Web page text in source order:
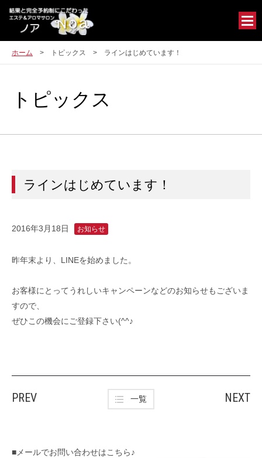
ホーム トピックス ラインはじめています！
トピックス
ラインはじめています！
2016年3月18日 お知らせ
昨年末より、LINEを始めました。
お客様にとってうれしいキャンペーンなどのお知らせもございま
すので、
ぜひこの機会にご登録下さい(^^♪
PREV 一覧 NEXT
■メールでお問い合わせはこちら♪